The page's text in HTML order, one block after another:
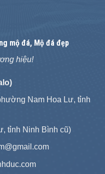
mộ đá, Mộ đá đẹp
hiệu!
Nam Hoa Lư, tỉnh
tỉnh Ninh Bình cũ)